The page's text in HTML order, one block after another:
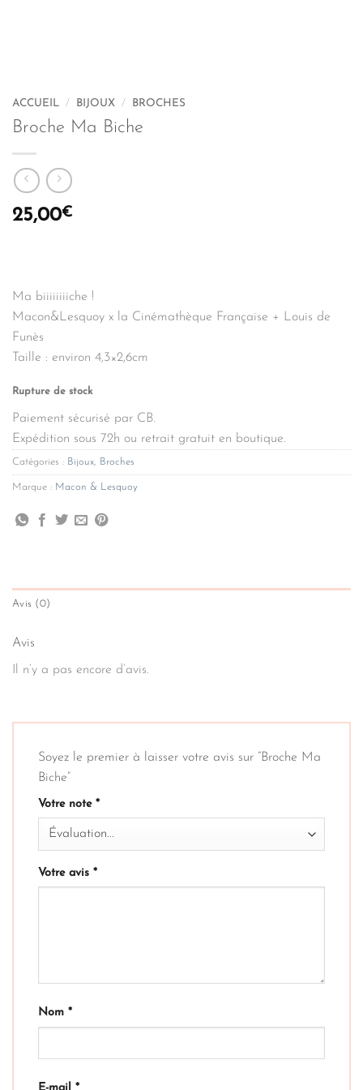
ACCUEIL / BIJOUX / BROCHES
Broche Ma Biche
25,00€
Ma biiiiiiiiche !
Macon&Lesquoy x la Cinémathèque Française + Louis de
Funès
Taille : environ 4,3×2,6cm
Rupture de stock
Paiement sécurisé par CB.
Expédition sous 72h ou retrait gratuit en boutique.
Catégories : Bijoux, Broches
Marque : Macon & Lesquoy
Avis (0)
Avis
Il n’y a pas encore d’avis.
Soyez le premier à laisser votre avis sur “Broche Ma
Biche”
Votre note *
Votre avis *
Nom *